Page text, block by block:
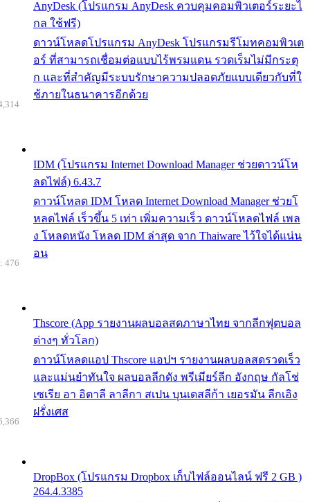
AnyDesk (โปรแกรม AnyDesk ควบคุมคอมพิวเตอร์ระยะไ
กล ใช้ฟรี)
ดาวน์โหลดโปรแกรม AnyDesk โปรแกรมรีโมทคอมพิวเต
อร์ ที่สามารถเชื่อมต่อแบบไร้พรมแดน รวดเร็มไม่มีกระตุ
ก และที่สำคัญมีระบบรักษาความปลอดภัยแบบเดียวกับที่ใ
ช้ภายในธนาคารอีกด้วย
IDM (โปรแกรม Internet Download Manager ช่วยดาวน์โห
ลดไฟล์) 6.43.7
ดาวน์โหลด IDM โหลด Internet Download Manager ช่วยโ
หลดไฟล์ เร็วขึ้น 5 เท่า เพิ่มความเร็ว ดาวน์โหลดไฟล์ เพล
ง โหลดหนัง โหลด IDM ล่าสุด จาก Thaiware ไว้ใจได้แน่น
อน
Thscore (App รายงานผลบอลสดภาษาไทย จากลีกฟุตบอล
ต่างๆ ทั่วโลก)
ดาวน์โหลดแอป Thscore แอปฯ รายงานผลบอลสดรวดเร็ว
และแม่นยำทันใจ ผลบอลลีกดัง พรีเมียร์ลีก อังกฤษ กัลโช่
เซเรีย อา อิตาลี ลาลีกา สเปน บุนเดสลีก้า เยอรมัน ลีกเอิง
ฝรั่งเศส
476
DropBox (โปรแกรม Dropbox เก็บไฟล์ออนไลน์ ฟรี 2 GB )
264.4.3385